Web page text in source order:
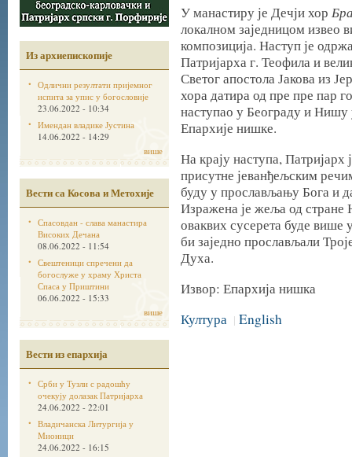
Из архиепископије
Одлични резултати пријемног
испита за упис у богословије
23.06.2022 - 10:34
Имендан владике Јустина
14.06.2022 - 14:29
више
Вести са Косова и Метохије
Спасовдан - слава манастира
Високих Дечана
08.06.2022 - 11:54
Свештеници спречени да
богослуже у храму Христа
Спаса у Приштини
06.06.2022 - 15:33
више
Вести из епархија
Срби у Тузли с радошћу
очекују долазак Патријарха
24.06.2022 - 22:01
Владичанска Литургија у
Мионици
24.06.2022 - 16:15
У манастиру је Дечји хор
локалном заједницом извео
композиција. Наступ је
Патријарха г. Теофила и
Светог апостола Јакова из
хора датира од пре пре пар
наступао у Београду и Нишу
Епархије нишке.
На крају наступа, Патријарх
присутне јеванђељским
буду у прослављању Бога и
Изражена је жеља од стране
оваквих сусерета буде више
би заједно прослављали
Духа.
Извор: Епархија нишка
Култура | English